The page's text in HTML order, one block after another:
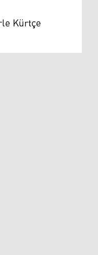
Kürtçe